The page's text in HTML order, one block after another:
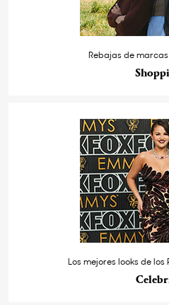
Rebajas de
Los mejores looks de los